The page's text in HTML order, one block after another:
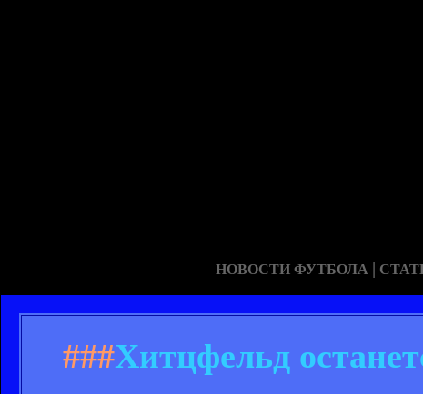
НОВОСТИ ФУТБОЛА |
###Хитцфельд